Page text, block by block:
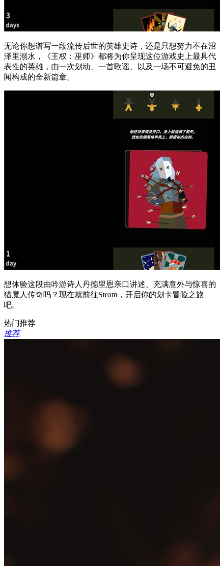
无论你想谱写一段流传后世的英雄史诗，还是只想努力不在沼
泽里溺水，《王权：巫师》都将为你呈现这位游戏史上最具代
表性的英雄，由一次划动、一首歌谣、以及一场不可避免的丑
闻构成的全新篇章。
想体验这段由吟游诗人丹德里恩亲口讲述、充满意外与惊喜的
猎魔人传奇吗？现在就前往Steam，开启你的划卡冒险之旅
吧。
热门推荐
推荐